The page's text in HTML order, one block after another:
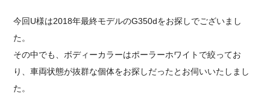
今回U様は2018年最終モデルのG350dをお探しでございまし
た。
その中でも、ボディーカラーはポーラーホワイトで絞ってお
り、車両状態が抜群な個体をお探しだったとお伺いいたしまし
た。